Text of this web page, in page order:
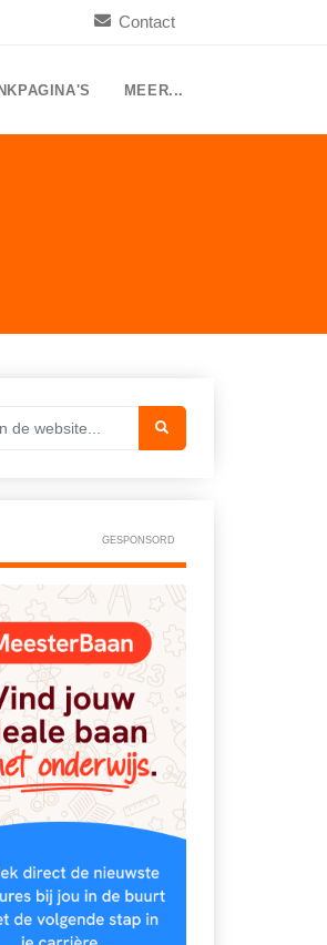
Contact
MEER...
GESPONSORD